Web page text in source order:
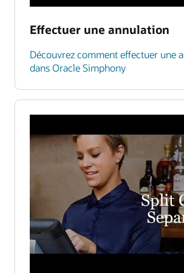
Effectuer une annulation
Découvrez comment effectuer une
dans Oracle Simphony